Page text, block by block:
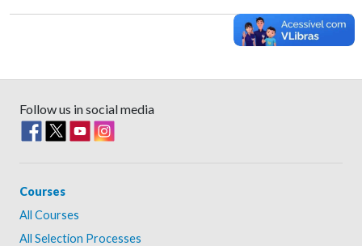
Follow us in social media
Courses
All Courses
All Selection Processes